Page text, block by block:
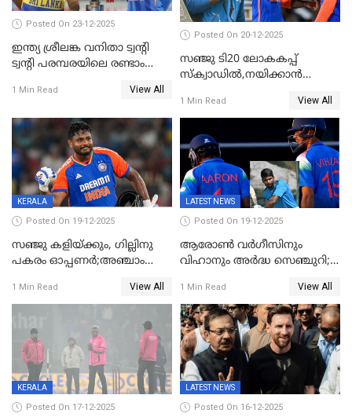
Posted On 23-12-2025
ഇന്ത്യ ശ്രീലങ്ക വനിതാ ട്വന്റി
ട്വന്റി പരമ്പരയിലെ രണ്ടാം
1 Min Read View All
Posted On 20-12-2025
സഞ്ജു ടി20 ലോകകപ്പ്
സ്‌ക്വാഡിൽ,നയിക്കാൻ
പ്രഖ്യാപിച്ച് ബി.സി.സി.ഐ
1 Min Read View All
KERALA
Posted On 19-12-2025
സഞ്ജു കളിയ്ക്കും, ഗില്ലിനു
പകരം ഓപ്പണർ;അഞ്ചാം
മാറ്റം
1 Min Read View All
LATEST NEWS
Posted On 19-12-2025
ആരോൺ വർഗീസിനും
വിഹാനും അർദ്ധ സെഞ്ചുറി;
ഇന്ത്യ ഫൈനലിൽ
1 Min Read View All
KERALA
Posted On 17-12-2025
LATEST NEWS
Posted On 16-12-2025